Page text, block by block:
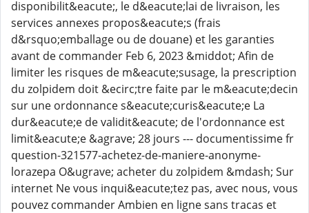
disponibilit&eacute;, le d&eacute;lai de livraison, les
services annexes propos&eacute;s (frais
d&rsquo;emballage ou de douane) et les garanties
avant de commander Feb 6, 2023 &middot; Afin de
limiter les risques de m&eacute;susage, la prescription
du zolpidem doit &ecirc;tre faite par le m&eacute;decin
sur une ordonnance s&eacute;curis&eacute;e La
dur&eacute;e de validit&eacute; de l'ordonnance est
limit&eacute;e &agrave; 28 jours --- documentissime fr
question-321577-achetez-de-maniere-anonyme-
lorazepa O&ugrave; acheter du zolpidem &mdash; Sur
internet Ne vous inqui&eacute;tez pas, avec nous, vous
pouvez commander Ambien en ligne sans tracas et